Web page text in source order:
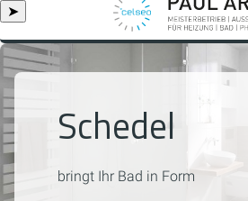
➤
Schedel
bringt Ihr Bad in Form